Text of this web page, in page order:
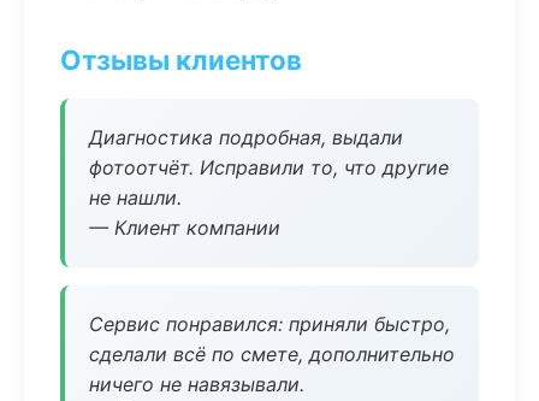
Отзывы клиентов
Диагностика подробная, выдали
фотоотчёт. Исправили то, что другие
не нашли.
— Клиент компании
Сервис понравился: приняли быстро,
сделали всё по смете, дополнительно
ничего не навязывали.